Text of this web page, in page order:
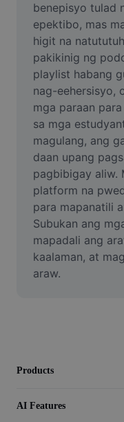
AI People Remover
AI Inpainting
Face Cutout
Video
Remove video BG
Enhance quality
Video Editor
Trim Video
Add Subtitles To
benepisyo tulad
epektibo, mas
higit na
pakikinig ng
playlist habang
nag-eehersisyo,
mga paraan
sa mga
magulang, ang
daan upang
pagbibigay aliw.
platform na
para mapanatili
Subukan ang
mapadali ang
kaalaman, at
araw.
Products
AI Features